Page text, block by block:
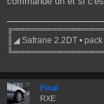
║◢ Safrane 2.2DT •
Final
RXE